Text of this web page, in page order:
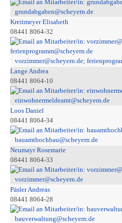
grundabgaben@scheyern.de
Kreitmeyer Elisabeth
08441 8064-32
vorzimmer@scheyern.de;
Lange Andrea
08441 8064-10
einwohnermeldeamt@scheyern.de
Loos Daniel
08441 8064-34
bauamthochbau@scheyern.de
Neumayr Rosemarie
08441 8064-33
vorzimmer@scheyern.de
Päsler Andreas
08441 8064-28
bauverwaltung@scheyern.de